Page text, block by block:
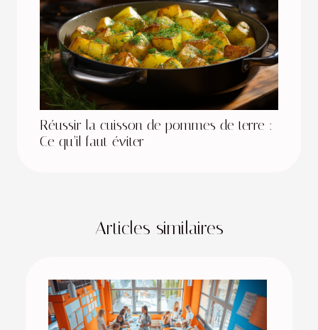
Réussir la cuisson de pommes de terre :
Ce qu’il faut éviter
Articles similaires